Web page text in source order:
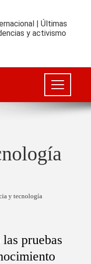
| Últimas
y activismo
y tecnología
pruebas